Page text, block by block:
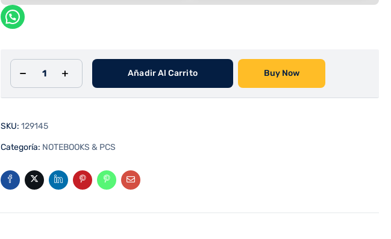
Añadir Al Carrito Buy Now
SKU: 129145
Categoría: NOTEBOOKS & PCS